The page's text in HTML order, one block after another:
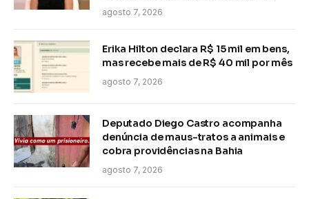
agosto 7, 2026
Erika Hilton declara R$ 15 mil em bens,
mas recebe mais de R$ 40 mil por mês
agosto 7, 2026
Deputado Diego Castro acompanha
denúncia de maus-tratos a animais e
cobra providências na Bahia
agosto 7, 2026